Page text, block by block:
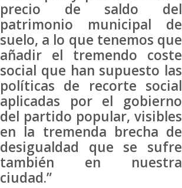
precio de saldo del
patrimonio municipal de
suelo, a lo que tenemos que
añadir el tremendo coste
social que han supuesto las
políticas de recorte social
aplicadas por el gobierno
del partido popular, visibles
en la tremenda brecha de
desigualdad que se sufre
también en nuestra
ciudad.”